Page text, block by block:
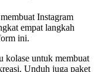
Instagram
empat langkah
ini.
kolase untuk membuat
Unduh juga paket